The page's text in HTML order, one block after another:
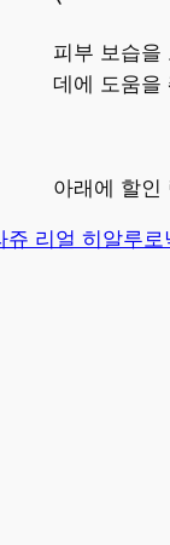
피부 보습을
데에 도움을
아래에 할인